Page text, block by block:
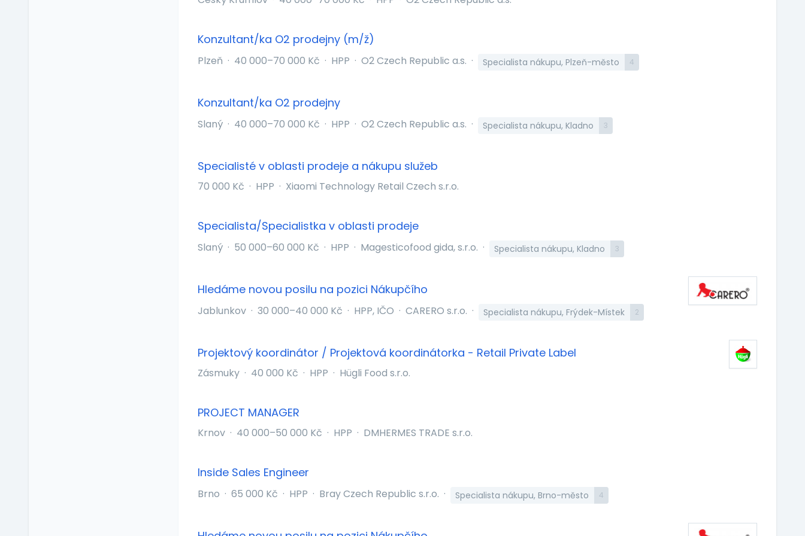
Konzultant/ka O2 prodejny (m/ž)
Plzeň · 40 000–70 000 Kč · HPP · O2 Czech Republic a.s. · Specialista nákupu, Plzeň-město 4
Konzultant/ka O2 prodejny
Slaný · 40 000–70 000 Kč · HPP · O2 Czech Republic a.s. · Specialista nákupu, Kladno 3
Specialisté v oblasti prodeje a nákupu služeb
70 000 Kč · HPP · Xiaomi Technology Retail Czech s.r.o.
Specialista/Specialistka v oblasti prodeje
Slaný · 50 000–60 000 Kč · HPP · Magesticofood gida, s.r.o. · Specialista nákupu, Kladno 3
Hledáme novou posilu na pozici Nákupčího
Jablunkov · 30 000–40 000 Kč · HPP, IČO · CARERO s.r.o. · Specialista nákupu, Frýdek-Místek 2
Projektový koordinátor / Projektová koordinátorka - Retail Private Label
Zásmuky · 40 000 Kč · HPP · Hügli Food s.r.o.
PROJECT MANAGER
Krnov · 40 000–50 000 Kč · HPP · DMHERMES TRADE s.r.o.
Inside Sales Engineer
Brno · 65 000 Kč · HPP · Bray Czech Republic s.r.o. · Specialista nákupu, Brno-město 4